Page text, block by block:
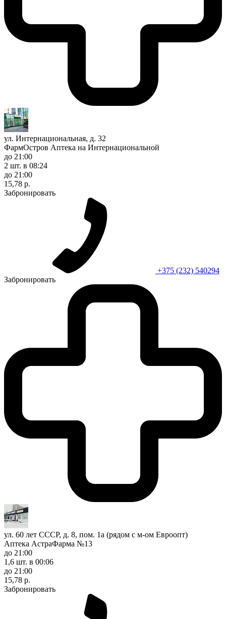
ул. Интернациональная, д. 32
ФармОстров Аптека на Интернациональной
до 21:00
2 шт. в 08:24
до 21:00
15,78 р.
Забронировать
+375 (232) 540294
Забронировать
ул. 60 лет СССР, д. 8, пом. 1а (рядом с м-ом Евроопт)
Аптека АстраФарма №13
до 21:00
1,6 шт. в 00:06
до 21:00
15,78 р.
Забронировать